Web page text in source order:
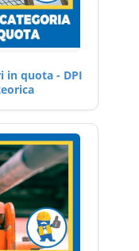
in quota - DPI